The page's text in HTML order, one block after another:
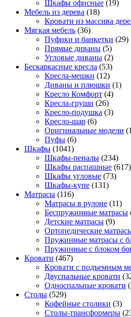
Шкафы офисные (19)
Мебель из дерева (18)
Кровати из массива
Мягкая мебель (36)
Пуфики и банкетки (29)
Прямые диваны (5)
Угловые диваны (2)
Бескаркасные кресла (53)
Кресла-мешки (12)
Диваны и плюшки (1)
Кресло Комфорт (4)
Кресла-груши (26)
Кресло-подушка (3)
Кресло-шар (6)
Оригинальные модели
Пуфы (6)
Шкафы (1041)
Шкафы-пеналы (234)
Шкафы распашные (617)
Шкафы угловые (73)
Шкафы-купе (131)
Матрасы (116)
Матрасы в рулоне (11)
Беспружинные матрасы
Детские матрасы (9)
Ортопедические
Пружинные матрасы с
Пружинные с блоком
Кровати (467)
Кровати с подъемным
Двуспальные кровати
Односпальные кровати
Столы (529)
Кофейные столики (3)
Столы-трансформеры